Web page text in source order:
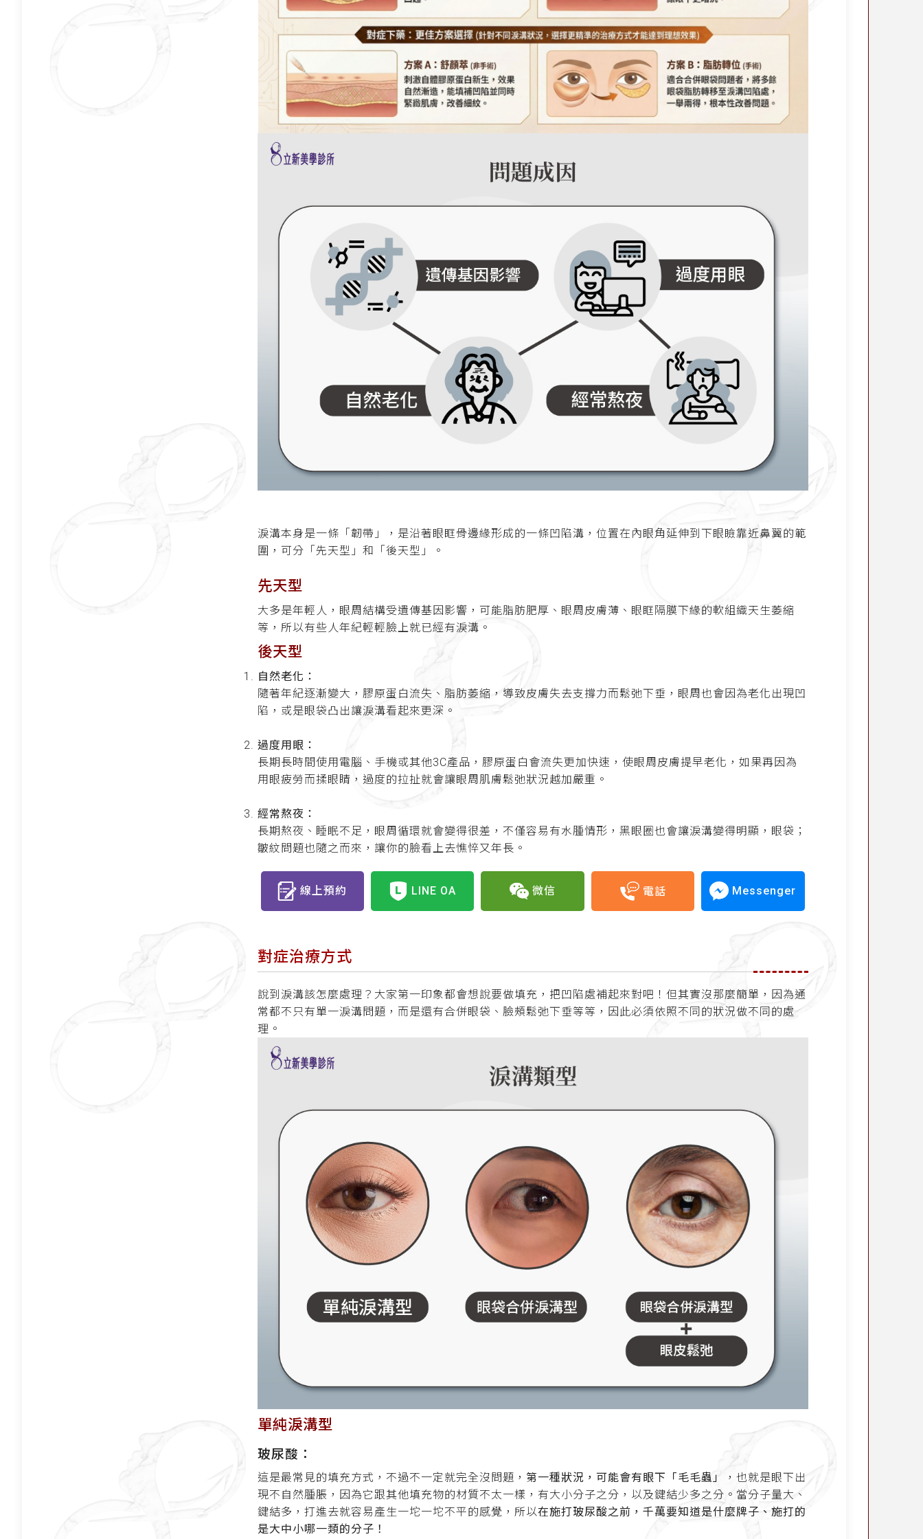
淚溝本身是一條「韌帶」，是沿著眼眶骨邊緣形成的一條凹陷溝，位置在內眼角延伸到下眼瞼靠近鼻翼的範
圍，可分「先天型」和「後天型」。
先天型
大多是年輕人，眼周結構受遺傳基因影響，可能脂肪肥厚、眼周皮膚薄、眼眶隔膜下緣的軟組織天生萎縮
等，所以有些人年紀輕輕臉上就已經有淚溝。
後天型
自然老化：
隨著年紀逐漸變大，膠原蛋白流失、脂肪萎縮，導致皮膚失去支撐力而鬆弛下垂，眼周也會因為老化出現凹
陷，或是眼袋凸出讓淚溝看起來更深。
過度用眼：
長期長時間使用電腦、手機或其他3C產品，膠原蛋白會流失更加快速，使眼周皮膚提早老化，如果再因為
用眼疲勞而揉眼睛，過度的拉扯就會讓眼周肌膚鬆弛狀況越加嚴重。
經常熬夜：
長期熬夜、睡眠不足，眼周循環就會變得很差，不僅容易有水腫情形，黑眼圈也會讓淚溝變得明顯，眼袋；
皺紋問題也隨之而來，讓你的臉看上去憔悴又年長。
線上預約 LINE OA 微信 電話 Messenger
對症治療方式
說到淚溝該怎麼處理？大家第一印象都會想說要做填充，把凹陷處補起來對吧！但其實沒那麼簡單，因為通
常都不只有單一淚溝問題，而是還有合併眼袋、臉頰鬆弛下垂等等，因此必須依照不同的狀況做不同的處
理。
單純淚溝型
玻尿酸：
這是最常見的填充方式，不過不一定就完全沒問題， 第一種狀況，可能會有眼下「毛毛蟲」
，也就是眼下出
現不自然腫脹，因為它跟其他填充物的材質不太一樣，有大小分子之分，以及鍵結少多之分。當分子量大、
鍵結多，打進去就容易產生一坨一坨不平的感覺，所以在施打玻尿酸之前，千萬要知道是什麼牌子、施打的
是大中小哪一類的分子！